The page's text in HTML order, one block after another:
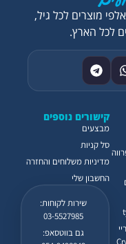
קישורים נוספים
מבצעים
סל קניות
מדיניות משלוחים והחזרה
החשבון שלי
שירות לקוחות:
03-5527985
גם בווטסאפ:
מוצרים לכל גיל,
לכל הארץ.